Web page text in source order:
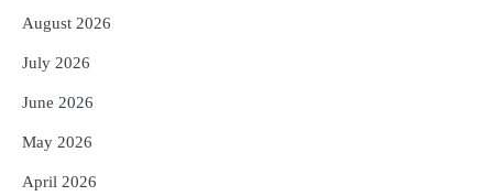
August 2026
July 2026
June 2026
May 2026
April 2026